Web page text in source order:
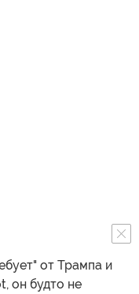
от Трампа и
он будто не